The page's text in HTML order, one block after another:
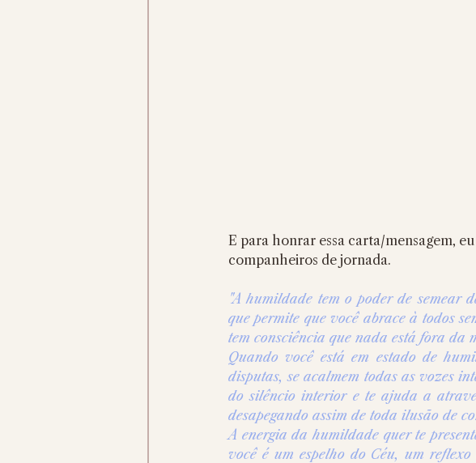
E para honrar essa carta/mensagem,
companheiros de jornada.
"A humildade tem o poder de semear
que permite que você abrace à todos
tem consciência que nada está fora da
Quando você está em estado de
disputas, se acalmem todas as vozes
do silêncio interior e te ajuda a
desapegando assim de toda ilusão de
A energia da humildade quer te
você é um espelho do Céu, um